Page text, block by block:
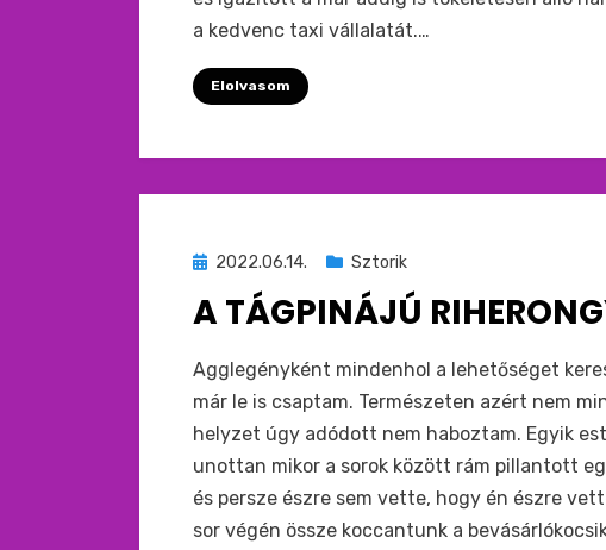
a kedvenc taxi vállalatát.…
Elolvasom
Beküldve
:
2022.06.14. Sztorik
A TÁGPINÁJÚ
bymonkey
Agglegényként mindenhol a lehetőséget
már le is csaptam. Természeten azért nem
helyzet úgy adódott nem haboztam. Egyik
unottan mikor a sorok között rám pillantott
és persze észre sem vette, hogy én észre
sor végén össze koccantunk a